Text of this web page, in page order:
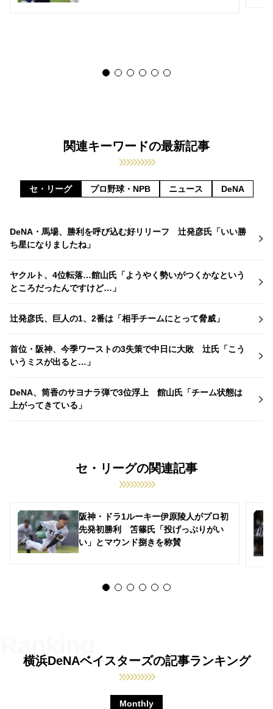
関連キーワードの最新記事
セ・リーグ プロ野球・NPB ニュース DeNA
DeNA・馬場、勝利を呼び込む好リリーフ 辻発彦氏「いい勝
ち星になりましたね」
ヤクルト、4位転落…館山氏「ようやく勢いがつくかなという
ところだったんですけど…」
辻発彦氏、巨人の1、2番は「相手チームにとって脅威」
首位・阪神、今季ワーストの3失策で中日に大敗 辻氏「こう
いうミスが出ると…」
DeNA、筒香のサヨナラ弾で3位浮上 館山氏「チーム状態は
上がってきている」
セ・リーグの関連記事
阪神・ドラ1ルーキー伊原陵人がプロ初
先発初勝利 笘篠氏「投げっぷりがい
い」とマウンド捌きを称賛
横浜DeNAベイスターズの記事ランキング
Monthly